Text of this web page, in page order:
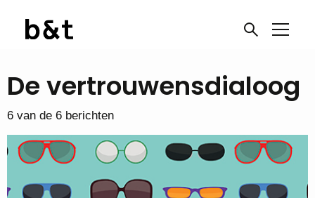
De vertrouwensdialoog
6 van de 6 berichten